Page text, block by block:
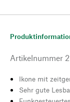
Artikelnummer
Ikone mit
Sehr gute